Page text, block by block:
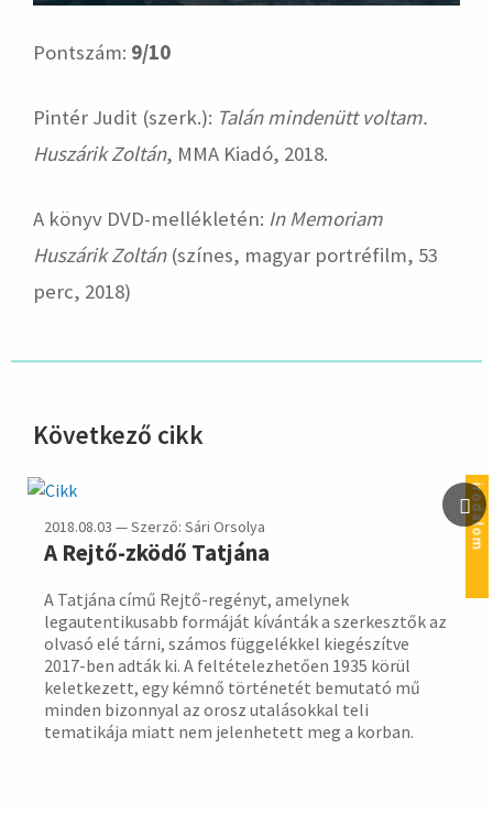
Pontszám: 9/10
Pintér Judit (szerk.): Talán mindenütt voltam.
Huszárik Zoltán, MMA Kiadó, 2018.
A könyv DVD-mellékletén: In Memoriam
Huszárik Zoltán (színes, magyar portréfilm, 53
perc, 2018)
Következő cikk
irodalom
2018.08.03 — Szerző: Sári Orsolya
A Rejtő-zködő Tatjána
A Tatjána című Rejtő-regényt, amelynek
legautentikusabb formáját kívánták a szerkesztők az
olvasó elé tárni, számos függelékkel kiegészítve
2017-ben adták ki. A feltételezhetően 1935 körül
keletkezett, egy kémnő történetét bemutató mű
minden bizonnyal az orosz utalásokkal teli
tematikája miatt nem jelenhetett meg a korban.